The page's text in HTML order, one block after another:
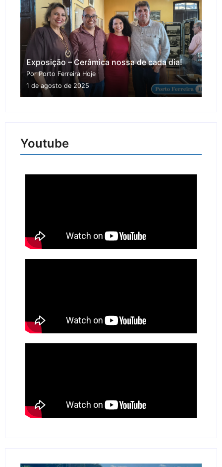
Exposição – Cerâmica nossa de cada dia!
Por Porto Ferreira Hoje
1 de agosto de 2025
Youtube